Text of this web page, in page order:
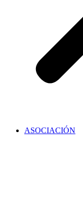
ASOCIACIÓN